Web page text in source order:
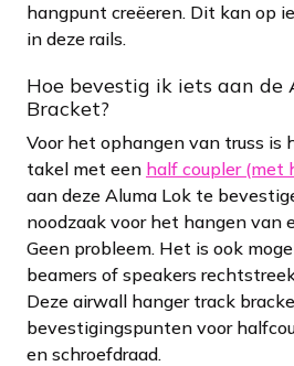
hangpunt creëeren. Dit kan op
in deze rails.
Hoe bevestig ik iets aan
Bracket?
Voor het ophangen van truss is
takel met een half coupler (met
aan deze Aluma Lok te
noodzaak voor het hangen van
Geen probleem. Het is ook
beamers of speakers
Deze airwall hanger track
bevestigingspunten voor
en schroefdraad.